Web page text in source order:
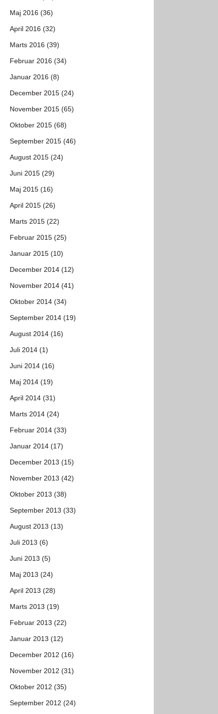
Maj 2016 (36)
April 2016 (32)
Marts 2016 (39)
Februar 2016 (34)
Januar 2016 (8)
December 2015 (24)
November 2015 (65)
Oktober 2015 (68)
September 2015 (46)
August 2015 (24)
Juni 2015 (29)
Maj 2015 (16)
April 2015 (26)
Marts 2015 (22)
Februar 2015 (25)
Januar 2015 (10)
December 2014 (12)
November 2014 (41)
Oktober 2014 (34)
September 2014 (19)
August 2014 (16)
Juli 2014 (1)
Juni 2014 (16)
Maj 2014 (19)
April 2014 (31)
Marts 2014 (24)
Februar 2014 (33)
Januar 2014 (17)
December 2013 (15)
November 2013 (42)
Oktober 2013 (38)
September 2013 (33)
August 2013 (13)
Juli 2013 (6)
Juni 2013 (5)
Maj 2013 (24)
April 2013 (28)
Marts 2013 (19)
Februar 2013 (22)
Januar 2013 (12)
December 2012 (16)
November 2012 (31)
Oktober 2012 (35)
September 2012 (24)